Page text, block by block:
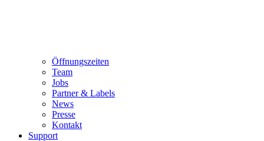
Öffnungszeiten
Team
Jobs
Partner & Labels
News
Presse
Kontakt
Support